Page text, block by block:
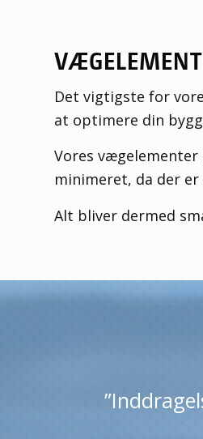
Det vigtigste for
at optimere din
Vores
minimeret, da der
Alt bliver dermed